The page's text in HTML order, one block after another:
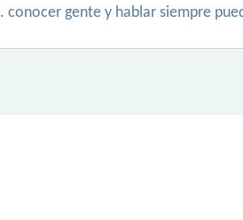
conocer gente y hablar siempre